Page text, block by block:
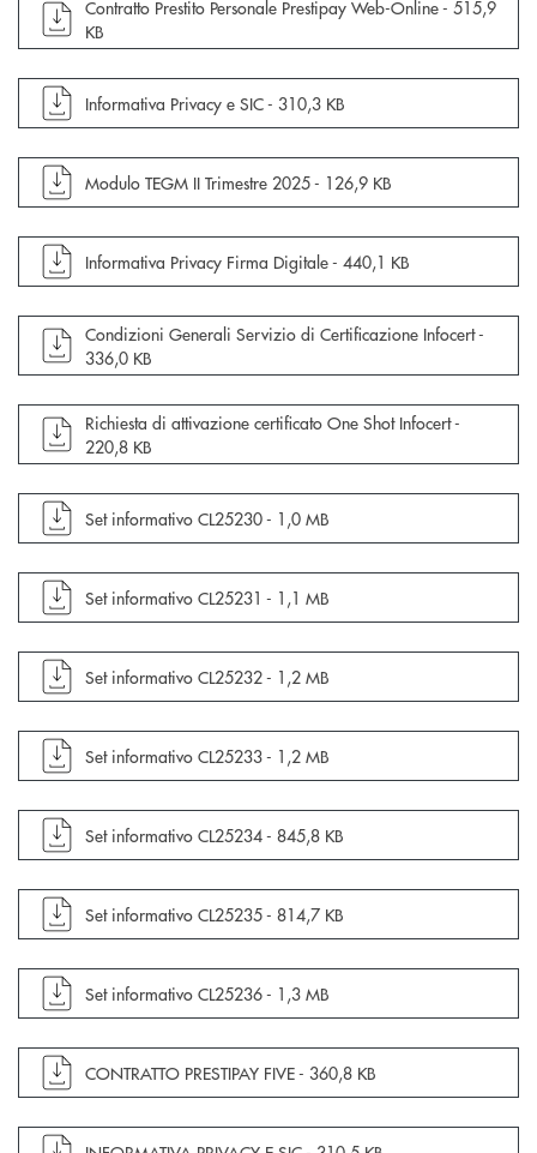
apre documento in una nuova finestra
Contratto Prestito Personale Prestipay Web-Online - 515,9
KB
apre documento in una nuova finestra
Informativa Privacy e SIC - 310,3 KB
apre documento in una nuova finestra
Modulo TEGM II Trimestre 2025 - 126,9 KB
apre documento in una nuova finestra
Informativa Privacy Firma Digitale - 440,1 KB
apre documento in una nuova finestra
Condizioni Generali Servizio di Certificazione Infocert -
336,0 KB
apre documento in una nuova finestra
Richiesta di attivazione certificato One Shot Infocert -
220,8 KB
apre documento in una nuova finestra
Set informativo CL25230 - 1,0 MB
apre documento in una nuova finestra
Set informativo CL25231 - 1,1 MB
apre documento in una nuova finestra
Set informativo CL25232 - 1,2 MB
apre documento in una nuova finestra
Set informativo CL25233 - 1,2 MB
apre documento in una nuova finestra
Set informativo CL25234 - 845,8 KB
apre documento in una nuova finestra
Set informativo CL25235 - 814,7 KB
apre documento in una nuova finestra
Set informativo CL25236 - 1,3 MB
apre documento in una nuova finestra
CONTRATTO PRESTIPAY FIVE - 360,8 KB